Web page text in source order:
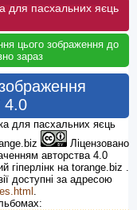
для пасхальних яєць
цього зображення до
зараз
4.0
для пасхальних яєць
Ліцензовано
авторства 4.0
на torange.biz .
доступні за адресою